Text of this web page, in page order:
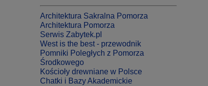
Architektura Sakralna Pomorza
Architektura Pomorza
Serwis Zabytek.pl
West is the best - przewodnik
Pomniki Poległych z Pomorza
Środkowego
Kościoły drewniane w Polsce
Chatki i Bazy Akademickie